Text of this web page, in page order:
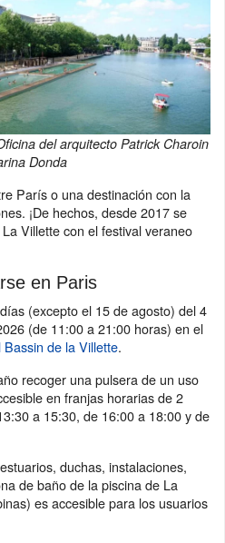
del arquitecto Patrick Charoin
Donda
París o una destinación con la
¡De hechos, desde 2017 se
Villette con el festival veraneo
en Paris
(excepto el 15 de agosto) del 4
(de 11:00 a 21:00 horas) en el
de la Villette.
recoger una pulsera de un uso
en franjas horarias de 2
a 15:30, de 16:00 a 18:00 y de
duchas, instalaciones,
de baño de la piscina de La
es accesible para los usuarios